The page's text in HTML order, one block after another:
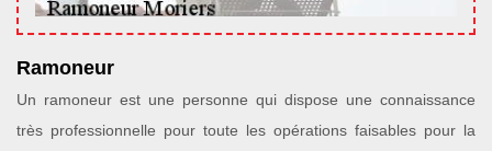
Ramoneur
Un ramoneur est une personne qui dispose une connaissance
très professionnelle pour toute les opérations faisables pour la